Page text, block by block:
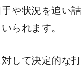
や状況を追い
られます。
して決定的な